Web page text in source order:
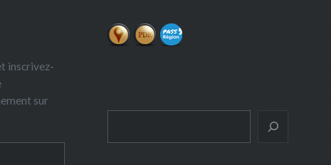
inscrivez-
sur